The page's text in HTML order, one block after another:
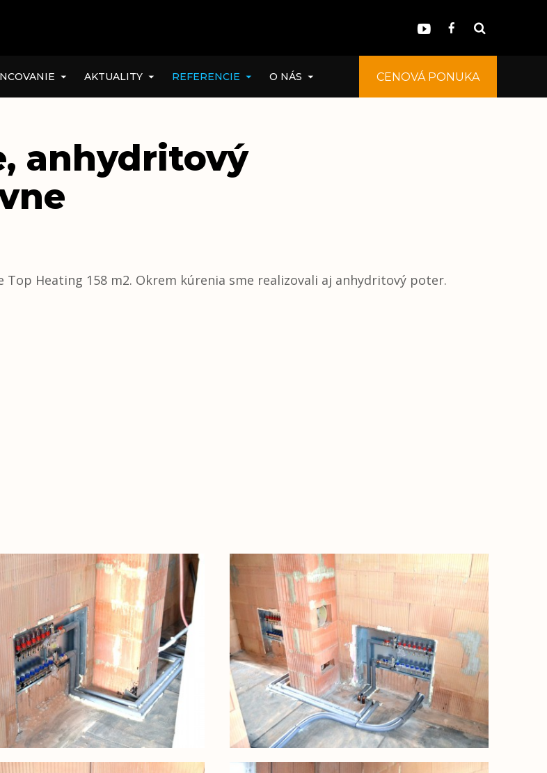
CENOVÁ PONUKA
AKTUALITY REFERENCIE O NÁS CENOVÁ PONUKA
anhydritový
Heating 158 m2. Okrem kúrenia sme realizovali aj anhydritový poter.